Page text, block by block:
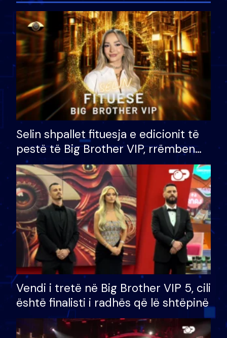
Selin shpallet fituesja e edicionit të
pestë të Big Brother VIP, rrëmben
çmimin e madh prej 100 mijë eurosh
Vendi i tretë në Big Brother VIP 5, cili
është finalisti i radhës që lë shtëpinë